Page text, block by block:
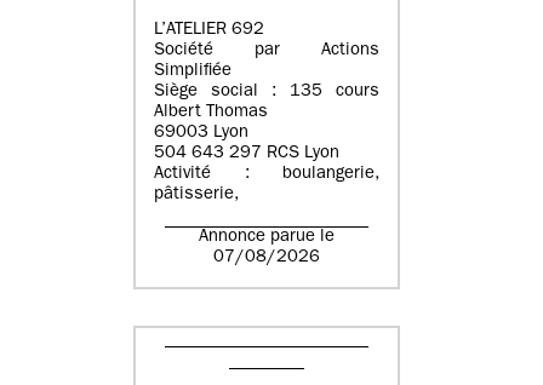
L’ATELIER 692
Société par Actions
Simplifiée
Siège social : 135 cours
Albert Thomas
69003 Lyon
504 643 297 RCS Lyon
Activité : boulangerie,
pâtisserie,
Annonce parue le
07/08/2026